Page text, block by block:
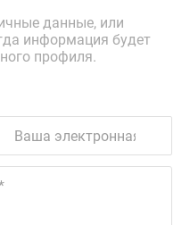
данные, или
информация будет
профиля.